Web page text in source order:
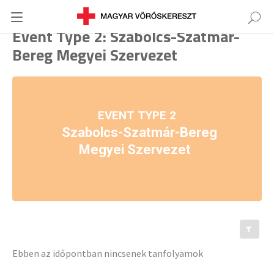
Event Type 2: Szabolcs-Szatmár-
Bereg Megyei Szervezet
EVENT TYPE 2
Szabolcs-Szatmár-Bereg
Megyei Szervezet
Ebben az időpontban nincsenek tanfolyamok